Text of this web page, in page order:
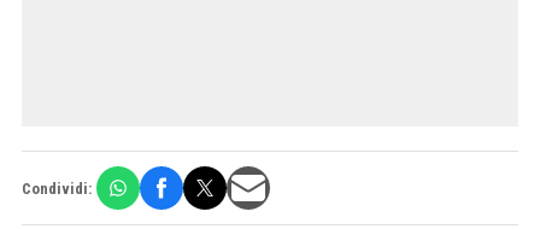
Condividi: